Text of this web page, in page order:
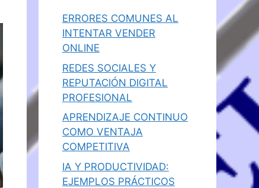
ERRORES COMUNES AL
INTENTAR VENDER
ONLINE
REDES SOCIALES Y
REPUTACIÓN DIGITAL
PROFESIONAL
APRENDIZAJE CONTINUO
COMO VENTAJA
COMPETITIVA
IA Y PRODUCTIVIDAD:
EJEMPLOS PRÁCTICOS